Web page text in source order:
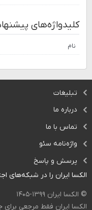
کلیدواژه‌های
نام
تبلیغات
درباره ما
تماس با ما
واژه‌نامه سئو
پرسش و پاسخ
الکسا ایران را در شبکه‌های
© الکسا ایران ۱۳۹۹-۱۴۰۵
الکسا ایران فقط مرجعی